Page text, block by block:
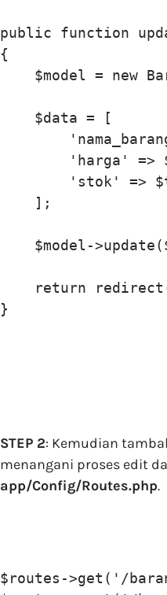
public function
{
$model = new
    $data = [
'harga' =>
'stok' =>
    ];
$model-
return
STEP 2: Kemudian
menangani proses edit
app/Config/Routes.php.
$routes->get('/